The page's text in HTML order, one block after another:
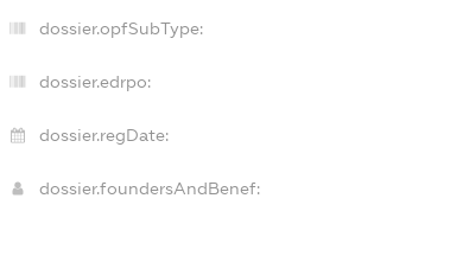
dossier.opfSubType:
dossier.edrpo:
dossier.regDate:
dossier.foundersAndBenef: